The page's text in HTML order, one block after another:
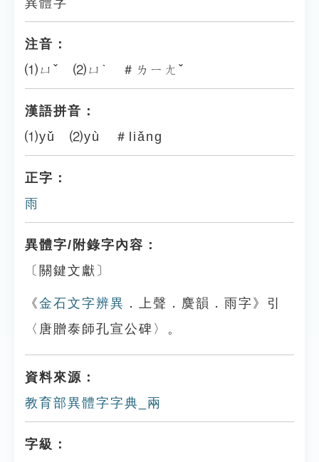
異體字
注音：
⑴ㄩˇ ⑵ㄩˋ ＃ㄌㄧㄤˇ
漢語拼音：
⑴yǔ ⑵yù ＃liǎng
正字：
雨
異體字/附錄字內容：
〔關鍵文獻〕
《金石文字辨異 ．上聲．麌韻．雨字》引
〈唐贈泰師孔宣公碑〉。
資料來源：
教育部異體字字典_兩
字級：